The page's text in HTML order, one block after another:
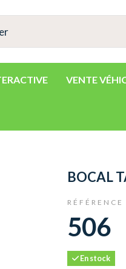
VENTE
BOCAL
RÉFÉRENCE
506
En stock